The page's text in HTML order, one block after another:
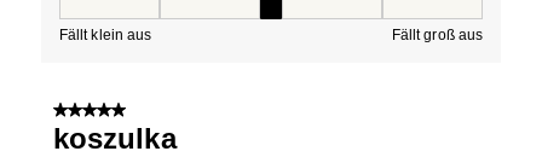
Fällt klein aus Fällt groß aus
5 von 5 Sternen.
koszulka